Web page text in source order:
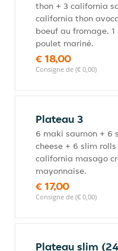
thon + 3 california
california thon
boeuf au fromage,
poulet mariné.
€ 18,00
Consigne de (€ 0,00)
Plateau 3
6 maki saumon + 6
cheese + 6 slim
california masago
mayonnaise.
€ 17,00
Consigne de (€ 0,00)
Plateau slim